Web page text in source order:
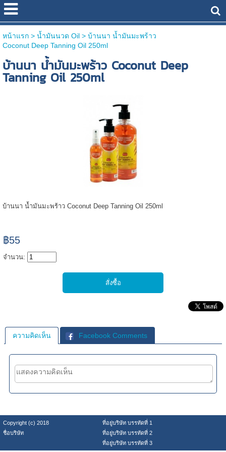
หน้าแรก> น้ำมันนวด Oil > บ้านนา น้ำมันมะพร้าว
Coconut Deep Tanning Oil 250ml
บ้านนา น้ำมันมะพร้าว Coconut Deep
Tanning Oil 250ml
บ้านนา น้ำมันมะพร้าว Coconut Deep Tanning Oil 250ml
฿55
จำนวน:
ความคิดเห็น Facebook Comments
Copyright (c) 2018
ที่อยู่บริษัท บรรทัดที่ 1
ชื่อบริษัท
ที่อยู่บริษัท บรรทัดที่ 2
ที่อยู่บริษัท บรรทัดที่ 3